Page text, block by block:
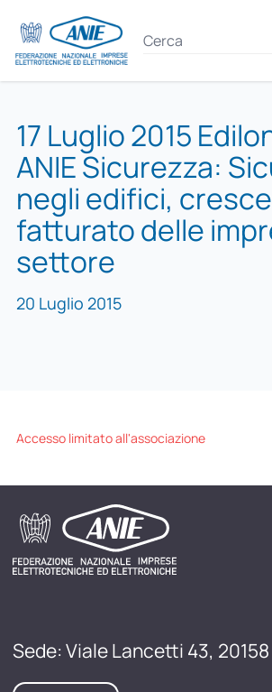
17 Luglio 2015
ANIE Sicurezza:
negli edifici,
fatturato delle
settore
20 Luglio 2015
Accesso limitato all'associazione
Sede: Viale Lancetti 43,